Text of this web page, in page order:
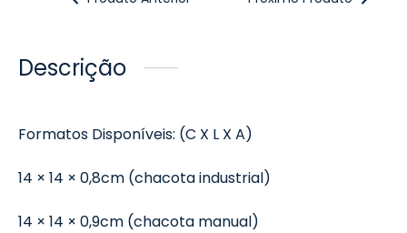
Descrição
Formatos Disponíveis: (C X L X A)
14 × 14 × 0,8cm (chacota industrial)
14 × 14 × 0,9cm (chacota manual)